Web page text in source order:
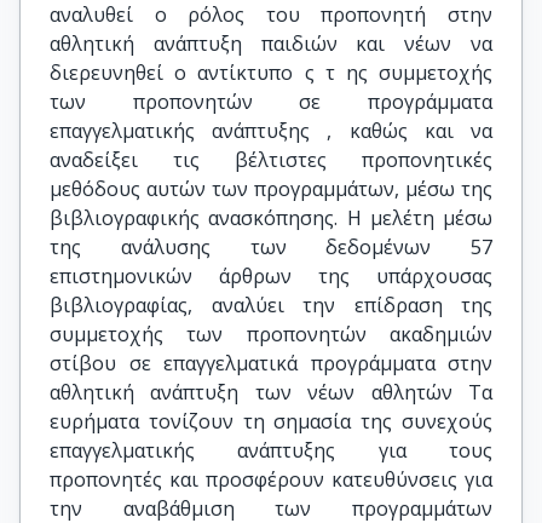
αναλυθεί ο ρόλος του προπονητή στην
αθλητική ανάπτυξη παιδιών και νέων να
διερευνηθεί ο αντίκτυπο ς τ ης συμμετοχής
των προπονητών σε προγράμματα
επαγγελματικής ανάπτυξης , καθώς και να
αναδείξει τις βέλτιστες προπονητικές
μεθόδους αυτών των προγραμμάτων, μέσω της
βιβλιογραφικής ανασκόπησης. Η μελέτη μέσω
της ανάλυσης των δεδομένων 57
επιστημονικών άρθρων της υπάρχουσας
βιβλιογραφίας, αναλύει την επίδραση της
συμμετοχής των προπονητών ακαδημιών
στίβου σε επαγγελματικά προγράμματα στην
αθλητική ανάπτυξη των νέων αθλητών Τα
ευρήματα τονίζουν τη σημασία της συνεχούς
επαγγελματικής ανάπτυξης για τους
προπονητές και προσφέρουν κατευθύνσεις για
την αναβάθμιση των προγραμμάτων